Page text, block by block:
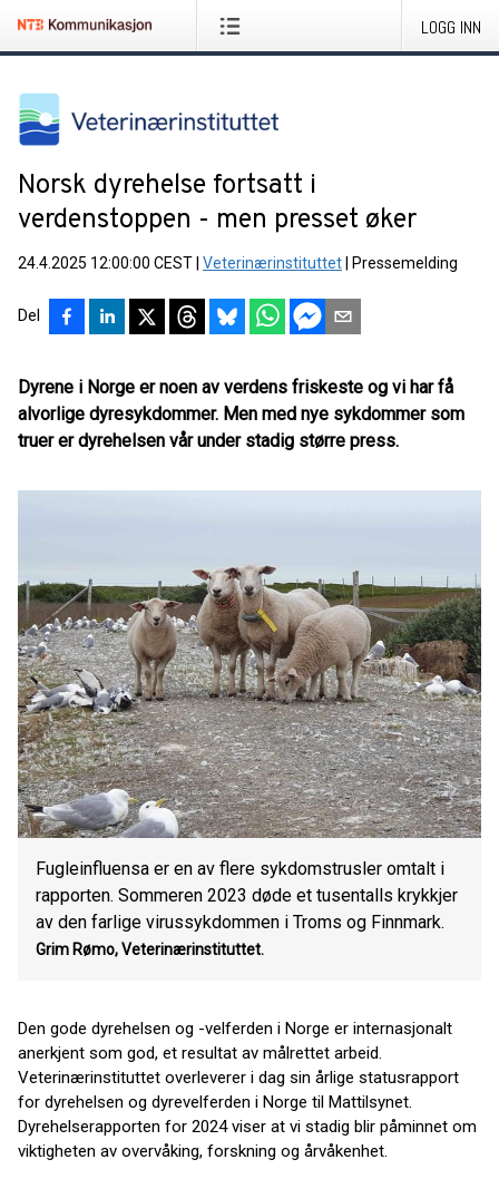
LOGG INN
Norsk dyrehelse fortsatt i
verdenstoppen - men presset øker
24.4.2025 12:00:00 CEST Veterinærinstituttet Pressemelding
Del
Dyrene i Norge er noen av verdens friskeste og vi har få
alvorlige dyresykdommer. Men med nye sykdommer som
truer er dyrehelsen vår under stadig større press.
Fugleinfluensa er en av flere sykdomstrusler omtalt i
rapporten. Sommeren 2023 døde et tusentalls krykkjer
av den farlige virussykdommen i Troms og Finnmark.
Grim Rømo, Veterinærinstituttet.
Den gode dyrehelsen og -velferden i Norge er internasjonalt
anerkjent som god, et resultat av målrettet arbeid.
Veterinærinstituttet overleverer i dag sin årlige statusrapport
for dyrehelsen og dyrevelferden i Norge til Mattilsynet.
Dyrehelserapporten for 2024 viser at vi stadig blir påminnet om
viktigheten av overvåking, forskning og årvåkenhet.